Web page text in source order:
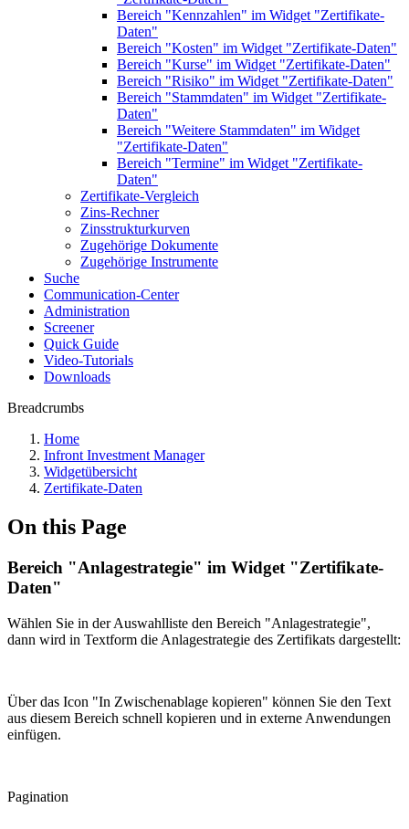
Bereich "Kennzahlen" im Widget "Zertifikate-
Daten"
Bereich "Kosten" im Widget "Zertifikate-Daten"
Bereich "Kurse" im Widget "Zertifikate-Daten"
Bereich "Risiko" im Widget "Zertifikate-Daten"
Bereich "Stammdaten" im Widget "Zertifikate-
Daten"
Bereich "Weitere Stammdaten" im Widget
"Zertifikate-Daten"
Bereich "Termine" im Widget "Zertifikate-
Daten"
Zertifikate-Vergleich
Zins-Rechner
Zinsstrukturkurven
Zugehörige Dokumente
Zugehörige Instrumente
Suche
Communication-Center
Administration
Screener
Quick Guide
Video-Tutorials
Downloads
Breadcrumbs
Home
Infront Investment Manager
Widgetübersicht
Zertifikate-Daten
On this Page
Bereich "Anlagestrategie" im Widget "Zertifikate-
Daten"
Wählen Sie in der Auswahlliste den Bereich "Anlagestrategie",
dann wird in Textform die Anlagestrategie des Zertifikats dargestellt:
Über das Icon "In Zwischenablage kopieren" können Sie den Text
aus diesem Bereich schnell kopieren und in externe Anwendungen
einfügen.
Pagination